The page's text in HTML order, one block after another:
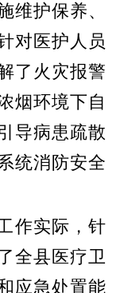
维护保养、
对医护人员
了火灾报警
烟环境下自
导病患疏散
统消防安全
作实际，针
全县医疗卫
应急处置能